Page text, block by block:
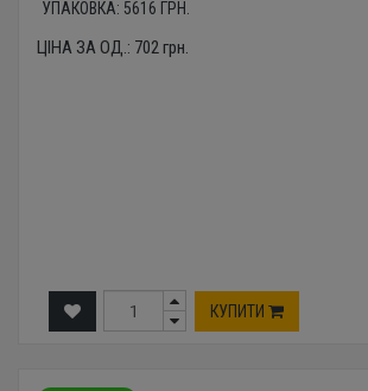
УПАКОВКА: 5616 ГРН.
ЦІНА ЗА ОД.: 702грн.
КУПИТИ